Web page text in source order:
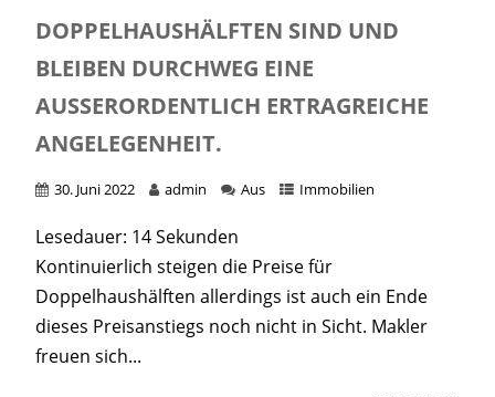
DOPPELHAUSHÄLFTEN SIND UND
BLEIBEN DURCHWEG EINE
AUSSERORDENTLICH ERTRAGREICHE A
NGELEGENHEIT.
30. Juni 2022 admin Aus Immobilien
Lesedauer: 14 Sekunden
Kontinuierlich steigen die Preise für
Doppelhaushälften allerdings ist auch ein Ende
dieses Preisanstiegs noch nicht in Sicht. Makler
freuen sich...